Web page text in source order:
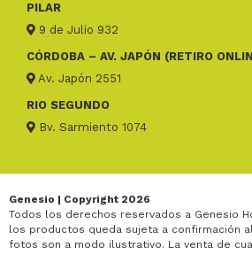
PILAR
9 de Julio 932
CÓRDOBA – AV. JAPÓN (RETIRO
Av. Japón 2551
RIO SEGUNDO
Bv. Sarmiento 1074
Genesio | Copyright 2026
Todos los derechos reservados a Genesio
los productos queda sujeta a confirmación
fotos son a modo ilustrativo. La venta de